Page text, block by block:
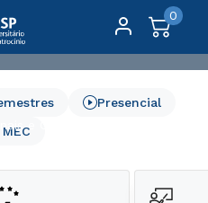
0
e Ciências Políticas
Presencial